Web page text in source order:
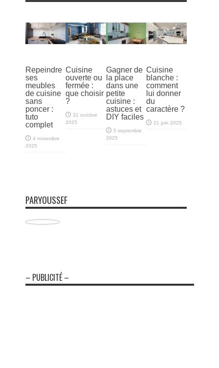
Repeindre
ses
meubles
de cuisine
sans
poncer :
tuto
complet
4 novembre
2025
Cuisine
ouverte ou
fermée :
que choisir
?
31 octobre
2025
Gagner de
la place
dans une
petite
cuisine :
astuces et
DIY faciles
5 septembre
2025
Cuisine
blanche :
comment
lui donner
du
caractère ?
21 juin 2025
PARYOUSSEF
– PUBLICITÉ –